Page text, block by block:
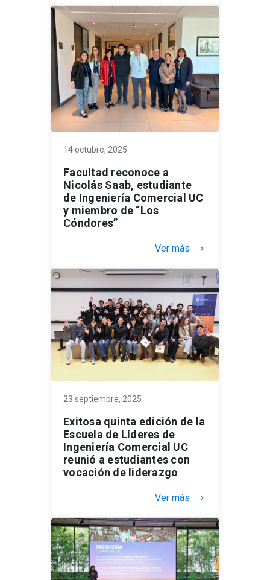
14 octubre, 2025
Facultad reconoce a
Nicolás Saab, estudiante
de Ingeniería Comercial UC
y miembro de “Los
Cóndores”
Ver más keyboard_arrow_right
23 septiembre, 2025
Exitosa quinta edición de la
Escuela de Líderes de
Ingeniería Comercial UC
reunió a estudiantes con
vocación de liderazgo
Ver más keyboard_arrow_right